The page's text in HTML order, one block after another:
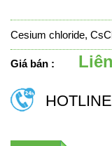
Cesium chloride,
Giá bán :
HOTLINE